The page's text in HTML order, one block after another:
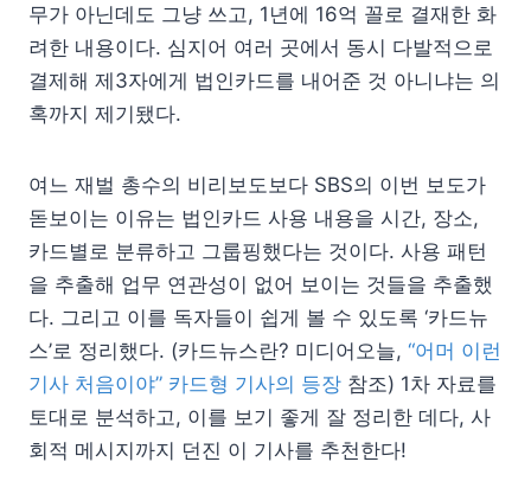
무가 아닌데도 그냥 쓰고, 1년에 16억 꼴로 결재한 화
려한 내용이다. 심지어 여러 곳에서 동시 다발적으로
결제해 제3자에게 법인카드를 내어준 것 아니냐는 의
혹까지 제기됐다.
여느 재벌 총수의 비리보도보다 SBS의 이번 보도가
돋보이는 이유는 법인카드 사용 내용을 시간, 장소,
카드별로 분류하고 그룹핑했다는 것이다. 사용 패턴
을 추출해 업무 연관성이 없어 보이는 것들을 추출했
다. 그리고 이를 독자들이 쉽게 볼 수 있도록 ‘카드뉴
스’로 정리했다. (카드뉴스란? 미디어오늘, “어머 이런
기사 처음이야” 카드형 기사의 등장 참조) 1차 자료를
토대로 분석하고, 이를 보기 좋게 잘 정리한 데다, 사
회적 메시지까지 던진 이 기사를 추천한다!